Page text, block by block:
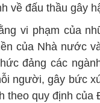
về đấu thầu gây
vi phạm của
của Nhà nước
đảng các
người, gây bức
theo quy định của